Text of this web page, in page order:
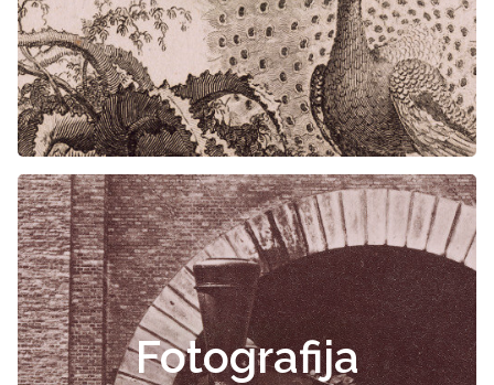
Fotografija